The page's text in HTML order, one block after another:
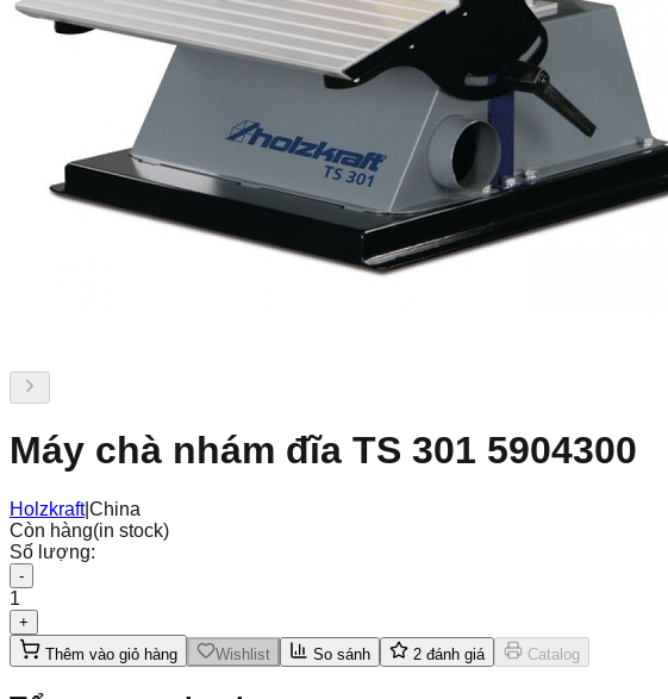
Máy chà nhám đĩa TS 301 5904300
Holzkraft|China
Còn hàng(in stock)
Số lượng:
-
1
+
Thêm vào giỏ hàng
Wishlist So sánh 2 đánh giá Catalog